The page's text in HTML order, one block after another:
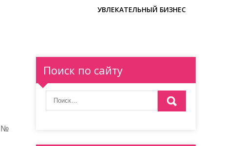
УВЛЕКАТЕЛЬНЫЙ БИЗНЕС
№
Поиск по сайту